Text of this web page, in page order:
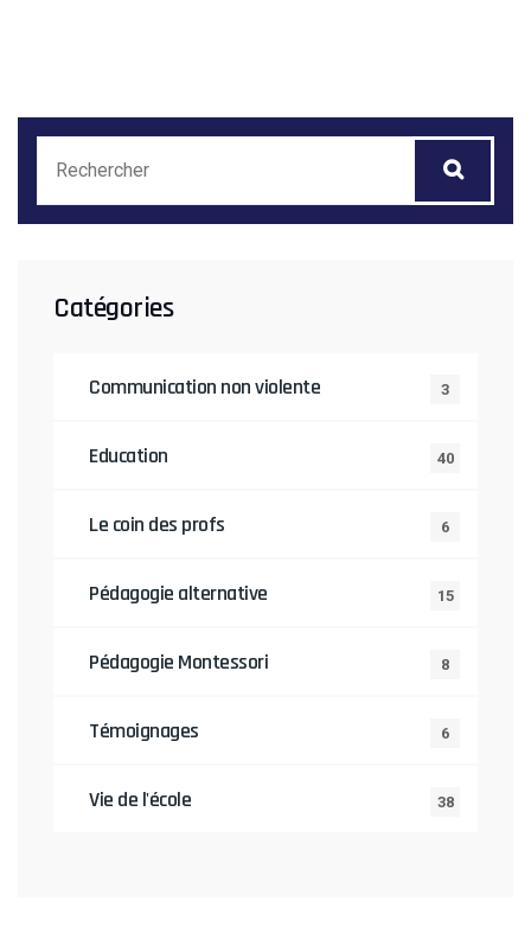
Catégories
Communication non violente 3
Education 40
Le coin des profs 6
Pédagogie alternative 15
Pédagogie Montessori 8
Témoignages 6
Vie de l'école 38